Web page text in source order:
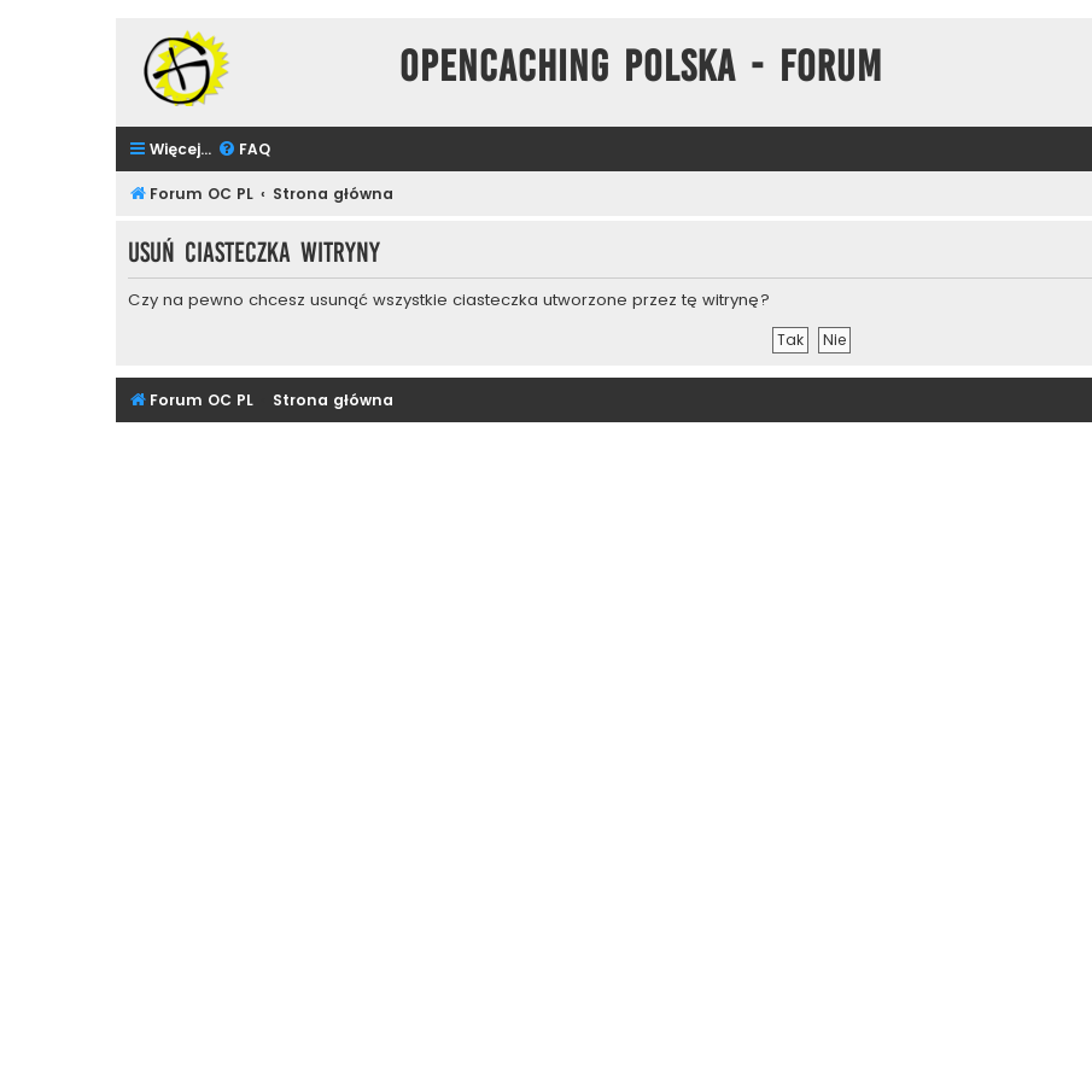
Opencaching Polska - Forum
Więcej… FAQ
Forum OC PL Strona główna
Usuń ciasteczka witryny
Czy na pewno chcesz usunąć wszystkie ciasteczka utworzone przez tę witrynę?
Forum OC PL Strona główna